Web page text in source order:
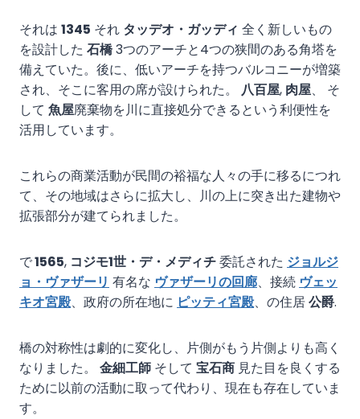
それは 1345 それ タッデオ・ガッディ 全く新しいもの
を設計した 石橋3つのアーチと4つの狭間のある角塔を
備えていた。後に、低いアーチを持つバルコニーが増築
され、そこに客用の席が設けられた。 八百屋, 肉屋、 そ
して 魚屋廃棄物を川に直接処分できるという利便性を
活用しています。
これらの商業活動が民間の裕福な人々の手に移るにつれ
て、その地域はさらに拡大し、川の上に突き出た建物や
拡張部分が建てられました。
で1565, コジモ1世・デ・メディチ委託された ジョルジ
ョ・ヴァザーリ 有名な ヴァザーリの回廊、接続 ヴェッ
キオ宮殿、政府の所在地に ピッティ宮殿、の住居公爵.
橋の対称性は劇的に変化し、片側がもう片側よりも高く
なりました。 金細工師 そして 宝石商 見た目を良くする
ために以前の活動に取って代わり、現在も存在していま
す。